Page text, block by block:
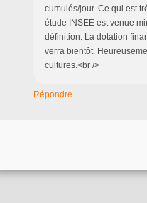
cumulés/jour. Ce qui est
étude INSEE est venue
définition. La dotation
verra bientôt.
cultures.<br />
Répondre